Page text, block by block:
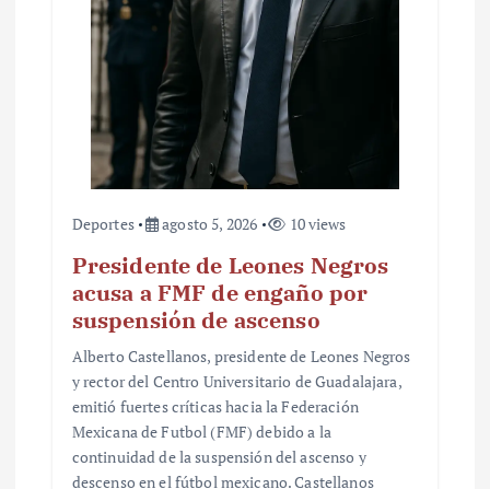
Deportes agosto 5, 2026 10 views
Presidente de Leones Negros
acusa a FMF de engaño por
suspensión de ascenso
Alberto Castellanos, presidente de Leones Negros
y rector del Centro Universitario de Guadalajara,
emitió fuertes críticas hacia la Federación
Mexicana de Futbol (FMF) debido a la
continuidad de la suspensión del ascenso y
descenso en el fútbol mexicano. Castellanos